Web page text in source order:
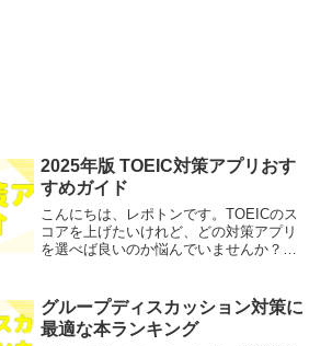
2025年版 TOEIC対策アプリおす
すめガイド
こんにちは、レポトンです。TOEICのス
コアを上げたいけれど、どの対策アプリ
を選べば良いのか悩んでいませんか？さ
今回は、2025年版のTOEIC対策アプリの
選び方や、お...
グループディスカッション対策に
最適な本ランキング